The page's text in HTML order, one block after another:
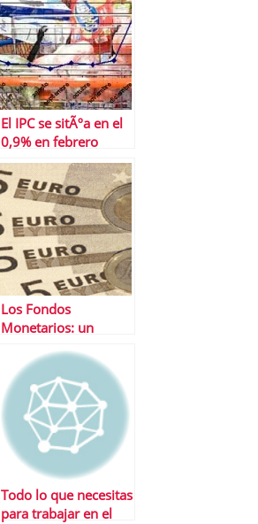
El IPC se sitÃºa en el
0,9% en febrero
Los Fondos
Monetarios: un
gestora
Todo lo que necesitas
para trabajar en el